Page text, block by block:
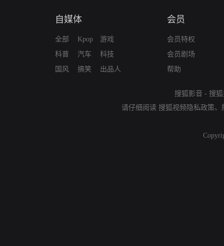
自媒体
全部
科普
国风
Kpop
汽车
搞笑
游戏
科技
出品人
会员
会员特权
会员剧场
帮助
搜狐影音 - 搜
请仔细阅读 搜狐视频隐私政策、